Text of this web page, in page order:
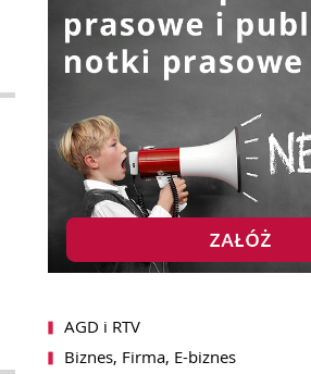
AGD i RTV
Biznes, Firma, E-biznes